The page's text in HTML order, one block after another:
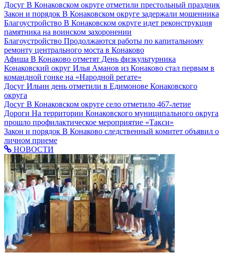
Досуг В Конаковском округе отметили престольный праздник
Закон и порядок В Конаковском округе задержали мошенника
Благоустройство В Конаковском округе идет реконструкция
памятника на воинском захоронении
Благоустройство Продолжаются работы по капитальному
ремонту центрального моста в Конаково
Афиша В Конаково отметят День физкультурника
Конаковский округ Илья Аманов из Конаково стал первым в
командной гонке на «Народной регате»
Досуг Ильин день отметили в Едимонове Конаковского
округа
Досуг В Конаковском округе село отметило 467-летие
Дороги На территории Конаковского муниципального округа
прошло профилактическое мероприятие «Такси»
Закон и порядок В Конаково следственный комитет объявил о
личном приеме
НОВОСТИ